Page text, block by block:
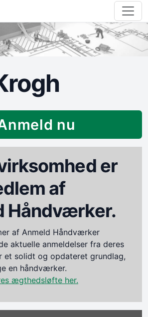
nu
er
af
Håndværker.
af Anmeld Håndværker
aktuelle anmeldelser fra deres
et solidt og opdateret grundlag,
en håndværker.
ægthedsløfte her.